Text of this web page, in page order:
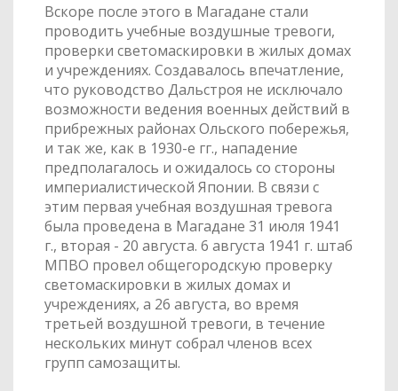
Вскоре после этого в Магадане стали
проводить учебные воздушные тревоги,
проверки светомаскировки в жилых домах
и учреждениях. Создавалось впечатление,
что руководство Дальстроя не исключало
возможности ведения военных действий в
прибрежных районах Ольского побережья,
и так же, как в 1930-е гг., нападение
предполагалось и ожидалось со стороны
империалистической Японии. В связи с
этим первая учебная воздушная тревога
была проведена в Магадане 31 июля 1941
г., вторая - 20 августа. 6 августа 1941 г. штаб
МПВО провел общегородскую проверку
светомаскировки в жилых домах и
учреждениях, а 26 августа, во время
третьей воздушной тревоги, в течение
нескольких минут собрал членов всех
групп самозащиты.